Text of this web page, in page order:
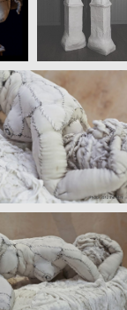
la meilleure
à utiliser ce
satisfait.